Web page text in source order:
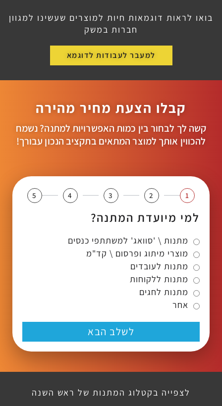
בואו לראות דוגמאות חיות למוצרים שעשינו למגוון
חברות במשק
למעבר לעבודות לדוגמא
קבלו הצעת מחיר מהירה
קשה לך לבחור בין כמות האפשרויות למתנה? נשמח
להכווין אותך למוצר המתאים בתקציב הנכון עבורך!
1
2
3
4
5
למי מיועדת המתנה?
מתנות \ 'סוואג' למשתתפי כנסים
מוצרי מיתוג ופרסום \ קד"מ
מתנות לעובדים
מתנות ללקוחות
מתנות לחגים
אחר
לשלב הבא
לצפייה בקטלוג המתנות של ראש השנה